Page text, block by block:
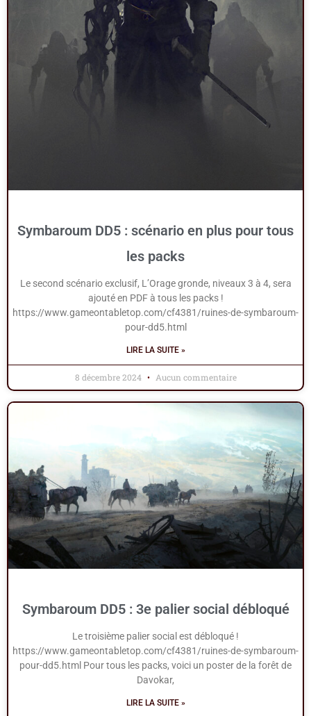
Symbaroum DD5 : scénario en plus pour tous
les packs
Le second scénario exclusif, L’Orage gronde, niveaux 3 à 4, sera
ajouté en PDF à tous les packs !
https://www.gameontabletop.com/cf4381/ruines-de-symbaroum-
pour-dd5.html
LIRE LA SUITE »
8 décembre 2024 Aucun commentaire
Symbaroum DD5 : 3e palier social débloqué
Le troisième palier social est débloqué !
https://www.gameontabletop.com/cf4381/ruines-de-symbaroum-
pour-dd5.html Pour tous les packs, voici un poster de la forêt de
Davokar,
LIRE LA SUITE »